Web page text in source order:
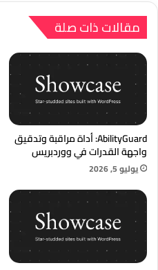
مقالات ذات صلة
AbilityGuard: أداة مراقبة وتدقيق
واجهة القدرات في ووردبريس
يوليو 5, 2026